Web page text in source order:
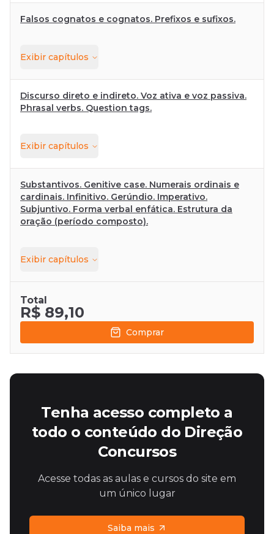
Falsos cognatos e cognatos. Prefixos e sufixos.
Exibir capítulos
Discurso direto e indireto. Voz ativa e voz passiva.
Phrasal verbs. Question tags.
Exibir capítulos
Substantivos. Genitive case. Numerais ordinais e
cardinais. Infinitivo. Gerúndio. Imperativo.
Subjuntivo. Forma verbal enfática. Estrutura da
oração (período composto).
Exibir capítulos
Total
R$ 89,10
Comprar
Tenha acesso completo a
todo o conteúdo do Direção
Concursos
Acesse todas as aulas e cursos do site em
um único lugar
Saiba mais